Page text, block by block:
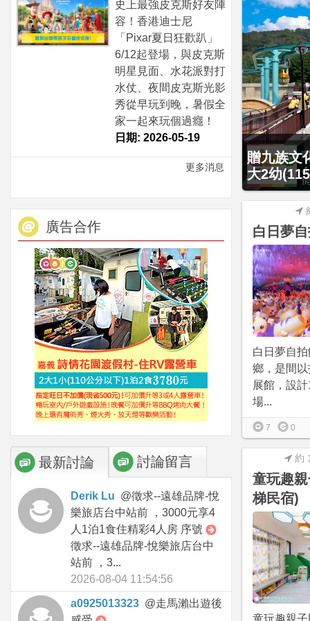
史上最強皮克斯好友陣
容！香港迪士尼
「Pixar夏日狂歡趴」
6/12起登場，與皮克斯
明星見面、水花派對打
水仗、夜間皮克斯光影
秀從早玩到晚，暑假全
家一起來玩個過癮！
日期: 2026-05-19
更多消息
廣告合作
最新討論 討論留言
Derik Lu @徵求--遠雄品牌-悅
樂旅店台中站前 ，3000元享4
人1泊1食住精彩4人房 序號
徵求--遠雄品牌-悅樂旅店台中
站前 ，3...
2026-08-04 11:54:56
a0925013323 @走馬瀨出遊後
贈九族文
大2幼
捷絲旅-
住4人房
白日夢
白日夢自
鄉，是間
展館，設
場...
7 0
童玩趣
梯民宿)
約